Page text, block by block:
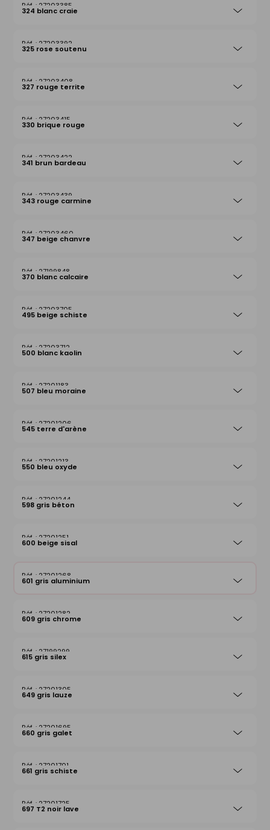
27203385
324 blanc craie
27203392
325 rose soutenu
27203408
327 rouge territe
27203415
330 brique rouge
27203422
341 brun bardeau
27203439
343 rouge carmine
27203460
347 beige chanvre
27199848
370 blanc calcaire
27203705
495 beige schiste
27203712
500 blanc kaolin
27201183
507 bleu moraine
27201206
545 terre d'arène
27201213
550 bleu oxyde
27201244
598 gris béton
27201251
600 beige sisal
27201268
601 gris aluminium
27201282
609 gris chrome
27199299
615 gris silex
27201305
649 gris lauze
27201695
660 gris galet
27201701
661 gris schiste
27201725
697 T2 noir lave